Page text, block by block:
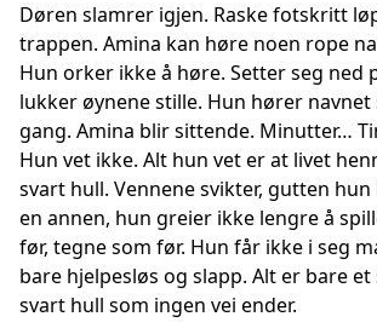
Døren slamrer igjen. Raske fotskritt
trappen. Amina kan høre noen rope
Hun orker ikke å høre. Setter seg ned
lukker øynene stille. Hun hører navnet
gang. Amina blir sittende. Minutter…
Hun vet ikke. Alt hun vet er at livet
svart hull. Vennene svikter, gutten
en annen, hun greier ikke lengre å
før, tegne som før. Hun får ikke i seg
bare hjelpesløs og slapp. Alt er bare
svart hull som ingen vei ender.